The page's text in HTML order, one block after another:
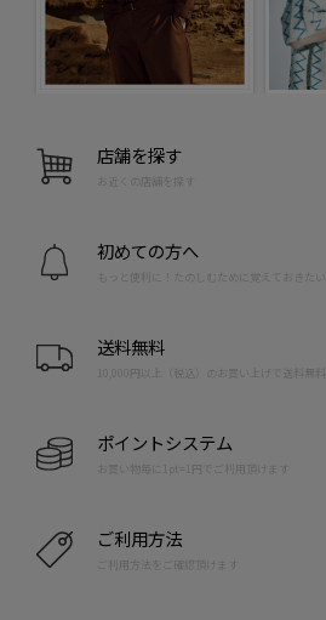
店舗を探す
お近くの店舗を探す
初めての方へ
もっと便利に！たのしむために覚えておきたい
送料無料
10,000円以上（税込）のお買い上げで送料無料
ポイントシステム
お買い物毎に1pt=1円でご利用頂けます
ご利用方法
ご利用方法をご確認頂けます